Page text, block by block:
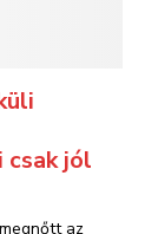
csak jól
az